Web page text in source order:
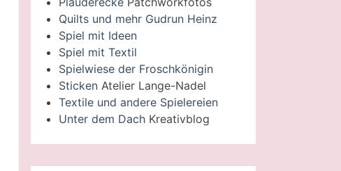
Quilts und mehr Gudrun Heinz
Spiel mit Ideen
Spiel mit Textil
Spielwiese der Froschkönigin
Sticken Atelier Lange-Nadel
Textile und andere Spielereien
Unter dem Dach Kreativblog